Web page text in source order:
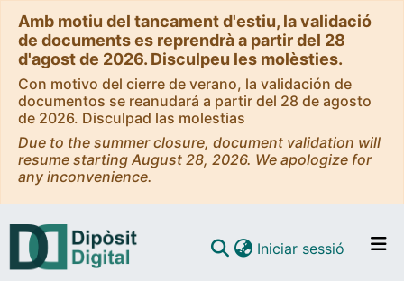
Amb motiu del tancament d'estiu, la validació
de documents es reprendrà a partir del 28
d'agost de 2026. Disculpeu les molèsties.
Con motivo del cierre de verano, la validación de
documentos se reanudará a partir del 28 de agosto
de 2026. Disculpad las molestias
Due to the summer closure, document validation will
resume starting August 28, 2026. We apologize for
any inconvenience.
Iniciar sessió (current)